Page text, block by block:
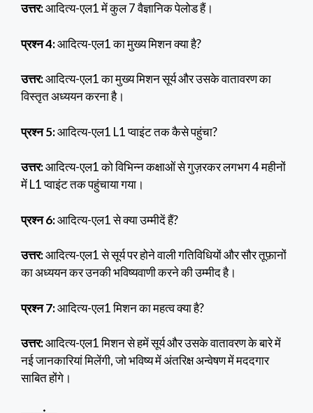
उत्तर:आदित्य-एल1 में कुल 7 वैज्ञानिक पेलोड हैं।
प्रश्न 4:आदित्य-एल1 का मुख्य मिशन क्या है?
उत्तर:आदित्य-एल1 का मुख्य मिशन सूर्य और उसके वातावरण का
विस्तृत अध्ययन करना है।
प्रश्न 5:आदित्य-एल1 L1 प्वाइंट तक कैसे पहुंचा?
उत्तर:आदित्य-एल1 को विभिन्न कक्षाओं से गुज़रकर लगभग 4 महीनों
में L1 प्वाइंट तक पहुंचाया गया।
प्रश्न 6:आदित्य-एल1 से क्या उम्मीदें हैं?
उत्तर:आदित्य-एल1 से सूर्य पर होने वाली गतिविधियों और सौर तूफ़ानों
का अध्ययन कर उनकी भविष्यवाणी करने की उम्मीद है।
प्रश्न 7:आदित्य-एल1 मिशन का महत्व क्या है?
उत्तर:आदित्य-एल1 मिशन से हमें सूर्य और उसके वातावरण के बारे में
नई जानकारियां मिलेंगी, जो भविष्य में अंतरिक्ष अन्वेषण में मददगार
साबित होंगे।